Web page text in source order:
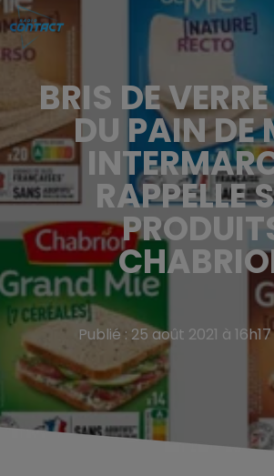
BRIS DE
DU PAIN DE
RAPPELLE
Publié : 25 août 2021 à